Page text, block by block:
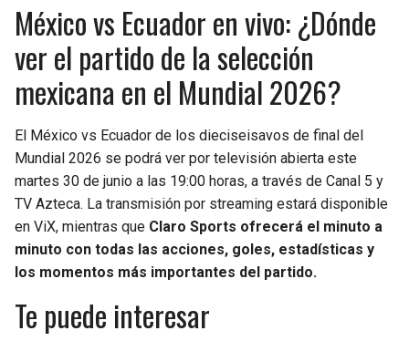
México vs Ecuador en vivo: ¿Dónde
ver el partido de la selección
mexicana en el Mundial 2026?
El México vs Ecuador de los dieciseisavos de final del
Mundial 2026 se podrá ver por televisión abierta este
martes 30 de junio a las 19:00 horas, a través de Canal 5 y
TV Azteca. La transmisión por streaming estará disponible
en ViX, mientras que Claro Sports ofrecerá el minuto a
minuto con todas las acciones, goles, estadísticas y
los momentos más importantes del partido.
Te puede interesar